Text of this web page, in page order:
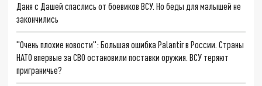
Даня с Дашей спаслись от боевиков ВСУ. Но беды для малышей не
закончились
"Очень плохие новости": Большая ошибка Palantir в России. Страны
НАТО впервые за СВО остановили поставки оружия. ВСУ теряют
приграничье?